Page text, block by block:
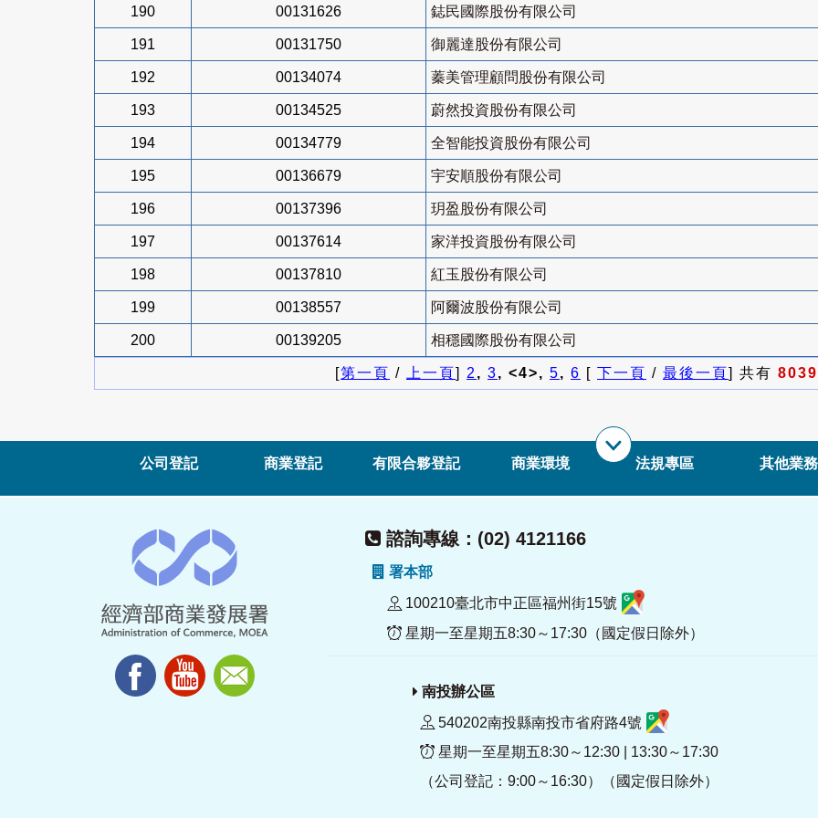
190 00131626 鋕民國際股份有限公司
191 00131750 御麗達股份有限公司
192 00134074 蓁美管理顧問股份有限公司
193 00134525 蔚然投資股份有限公司
194 00134779 全智能投資股份有限公司
195 00136679 宇安順股份有限公司
196 00137396 玥盈股份有限公司
197 00137614 家洋投資股份有限公司
198 00137810 紅玉股份有限公司
199 00138557 阿爾波股份有限公司
200 00139205 相穩國際股份有限公司
[第一頁 / 上一頁] 2, 3, <4>, 5, 6 [ 下一頁 / 最後一頁] 共有 8039
公司登記 商業登記 有限合夥登記 商業環境 法規專區 其他業務
諮詢專線：(02) 4121166
署本部
100210臺北市中正區福州街15號
星期一至星期五8:30～17:30（國定假日除外）
南投辦公區
540202南投縣南投市省府路4號
星期一至星期五8:30～12:30 | 13:30～17:30
（公司登記：9:00～16:30）（國定假日除外）